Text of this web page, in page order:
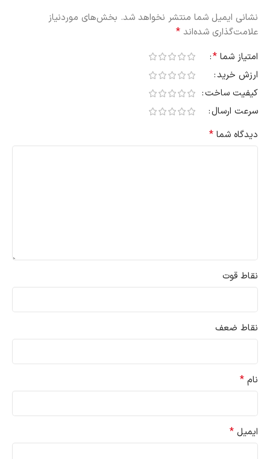
نشانی ایمیل شما منتشر نخواهد شد. بخش‌های موردنیاز
علامت‌گذاری شده‌اند *
امتیاز شما *
ارزش خرید
کیفیت ساخت
سرعت ارسال
دیدگاه شما *
نقاط قوت
نقاط ضعف
نام *
ایمیل *